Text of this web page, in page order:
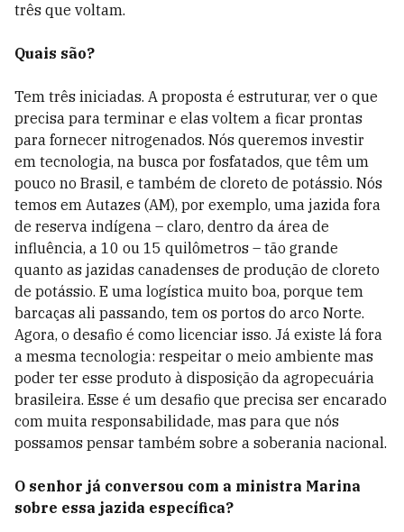
três que voltam.
Quais são?
Tem três iniciadas. A proposta é estruturar, ver o que
precisa para terminar e elas voltem a ficar prontas
para fornecer nitrogenados. Nós queremos investir
em tecnologia, na busca por fosfatados, que têm um
pouco no Brasil, e também de cloreto de potássio. Nós
temos em Autazes (AM), por exemplo, uma jazida fora
de reserva indígena – claro, dentro da área de
influência, a 10 ou 15 quilômetros – tão grande
quanto as jazidas canadenses de produção de cloreto
de potássio. E uma logística muito boa, porque tem
barcaças ali passando, tem os portos do arco Norte.
Agora, o desafio é como licenciar isso. Já existe lá fora
a mesma tecnologia: respeitar o meio ambiente mas
poder ter esse produto à disposição da agropecuária
brasileira. Esse é um desafio que precisa ser encarado
com muita responsabilidade, mas para que nós
possamos pensar também sobre a soberania nacional.
O senhor já conversou com a ministra Marina
sobre essa jazida específica?